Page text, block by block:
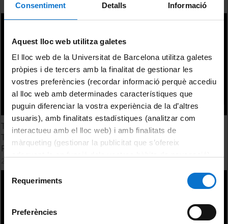
Consentiment Detalls Informació
Aquest lloc web utilitza galetes
El lloc web de la Universitat de Barcelona utilitza galetes
pròpies i de tercers amb la finalitat de gestionar les
vostres preferències (recordar informació perquè accediu
al lloc web amb determinades característiques que
puguin diferenciar la vostra experiència de la d’altres
usuaris), amb finalitats estadístiques (analitzar com
interactueu amb el lloc web) i amb finalitats de
màrqueting (gestionar la publicitat que s’ofereix
consultar laPolítica de galetes del lloc web de la
Selecció
Requeriments
Preferències
The Transformation of the Spanish Television Industry:
Technological Transition. Digital Regulation and
Redefinition of the Audiovisual Market (2010-2016)